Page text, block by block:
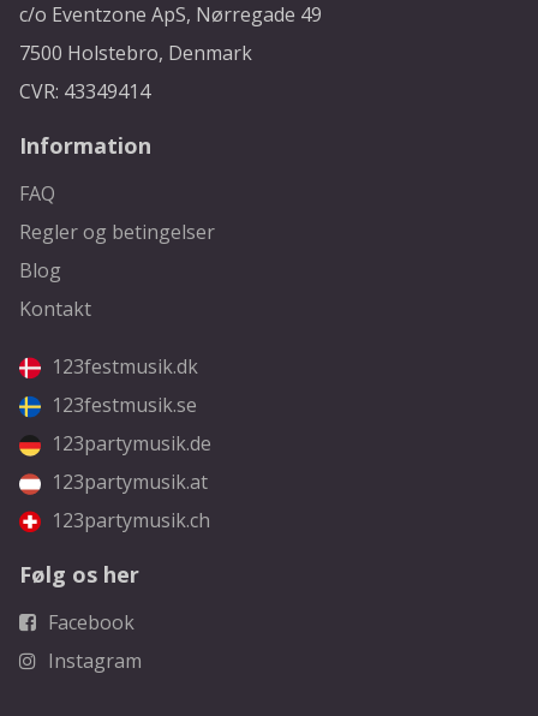
c/o Eventzone ApS, Nørregade 49
7500 Holstebro, Denmark
CVR: 43349414
Information
FAQ
Regler og betingelser
Blog
Kontakt
123festmusik.dk
123festmusik.se
123partymusik.de
123partymusik.at
123partymusik.ch
Følg os her
Facebook
Instagram